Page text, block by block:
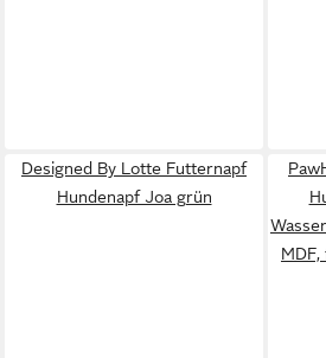
Designed By Lotte Futternapf
Hundenapf Joa grün